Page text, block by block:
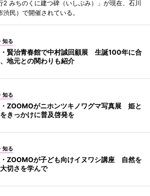
2 みちのくに建つ碑（いしぶみ）」が現在、石川
民）で開催されている。
知る
賢治青春館で中村誠回顧展 生誕100年に合
地元との関わりも紹介
知る
ZOOMOがニホンツキノワグマ写真展 姫と
きっかけに普及啓発を
知る
ZOOMOが子ども向けイヌワシ講座 自然を
切さを学んで